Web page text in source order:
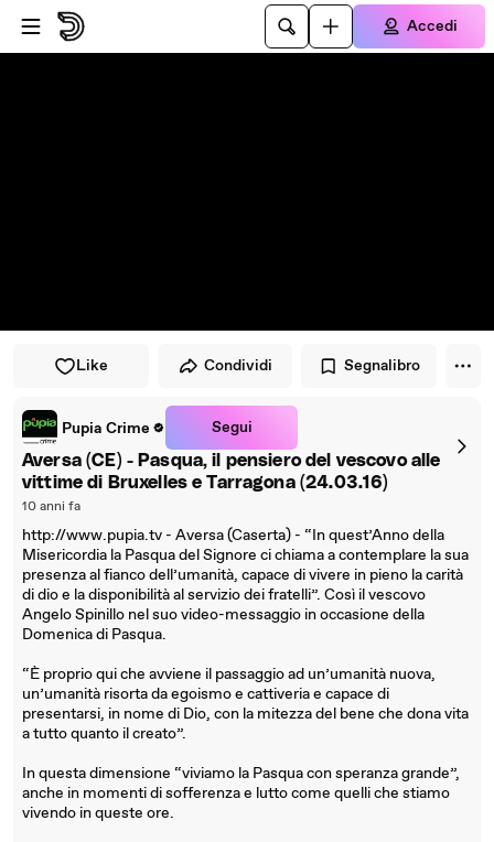
Vai al lettore
Passa al contenuto principale
Accedi
Like Condividi Segnalibro
Pupia Crime Segui
Aversa (CE) - Pasqua, il pensiero del vescovo alle
vittime di Bruxelles e Tarragona (24.03.16)
10 anni fa
http://www.pupia.tv - Aversa (Caserta) - “In quest’Anno della
Misericordia la Pasqua del Signore ci chiama a contemplare la sua
presenza al fianco dell’umanità, capace di vivere in pieno la carità
di dio e la disponibilità al servizio dei fratelli”. Così il vescovo
Angelo Spinillo nel suo video-messaggio in occasione della
Domenica di Pasqua.
“È proprio qui che avviene il passaggio ad un’umanità nuova,
un’umanità risorta da egoismo e cattiveria e capace di
presentarsi, in nome di Dio, con la mitezza del bene che dona vita
a tutto quanto il creato”.
In questa dimensione “viviamo la Pasqua con speranza grande”,
anche in momenti di sofferenza e lutto come quelli che stiamo
vivendo in queste ore.